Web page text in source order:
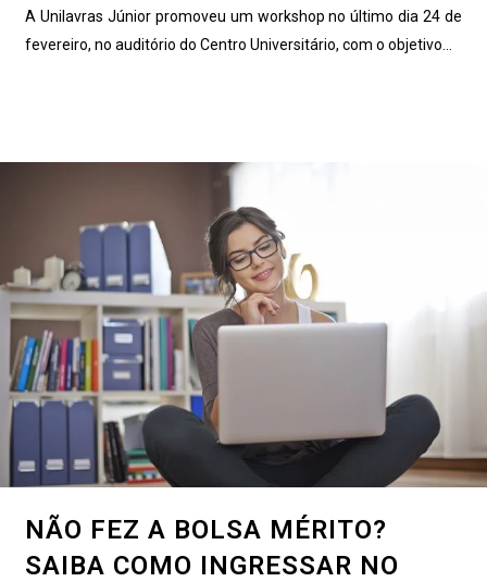
A Unilavras Júnior promoveu um workshop no último dia 24 de
fevereiro, no auditório do Centro Universitário, com o objetivo...
NÃO FEZ A BOLSA MÉRITO?
SAIBA COMO INGRESSAR NO